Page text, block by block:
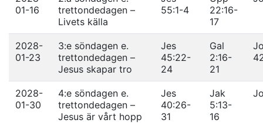
01-16
trettondedagen –
Livets källa
55:1-4
22:16-
17
2028-
01-23
3:e söndagen e.
trettondedagen –
Jesus skapar tro
Jes
45:22-
24
Gal
2:16-
21
2028-
01-30
4:e söndagen e.
trettondedagen –
Jesus är vårt hopp
Jes
40:26-
31
Jak
5:13-
16